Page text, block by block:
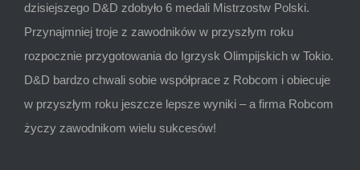
dzisiejszego D&D zdobyło 6 medali Mistrzostw Polski.
Przynajmniej troje z zawodników w przyszłym roku
rozpocznie przygotowania do Igrzysk Olimpijskich w Tokio.
D&D bardzo chwali sobie współprace z Robcom i obiecuje
w przyszłym roku jeszcze lepsze wyniki – a firma Robcom
życzy zawodnikom wielu sukcesów!